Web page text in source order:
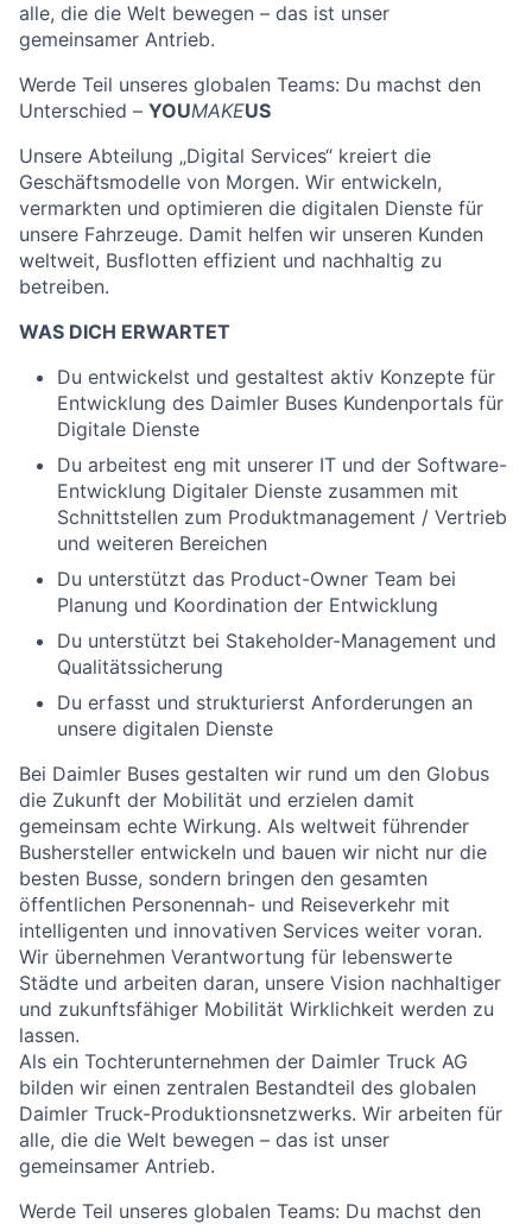
alle, die die Welt bewegen – das ist unser
gemeinsamer Antrieb.
Werde Teil unseres globalen Teams: Du machst den
Unterschied – YOUMAKEUS
Unsere Abteilung „Digital Services“ kreiert die
Geschäftsmodelle von Morgen. Wir entwickeln,
vermarkten und optimieren die digitalen Dienste für
unsere Fahrzeuge. Damit helfen wir unseren Kunden
weltweit, Busflotten effizient und nachhaltig zu
betreiben.
WAS DICH ERWARTET
Du entwickelst und gestaltest aktiv Konzepte für
Entwicklung des Daimler Buses Kundenportals für
Digitale Dienste
Du arbeitest eng mit unserer IT und der Software-
Entwicklung Digitaler Dienste zusammen mit
Schnittstellen zum Produktmanagement / Vertrieb
und weiteren Bereichen
Du unterstützt das Product-Owner Team bei
Planung und Koordination der Entwicklung
Du unterstützt bei Stakeholder-Management und
Qualitätssicherung
Du erfasst und strukturierst Anforderungen an
unsere digitalen Dienste
Bei Daimler Buses gestalten wir rund um den Globus
die Zukunft der Mobilität und erzielen damit
gemeinsam echte Wirkung. Als weltweit führender
Bushersteller entwickeln und bauen wir nicht nur die
besten Busse, sondern bringen den gesamten
öffentlichen Personennah- und Reiseverkehr mit
intelligenten und innovativen Services weiter voran.
Wir übernehmen Verantwortung für lebenswerte
Städte und arbeiten daran, unsere Vision nachhaltiger
und zukunftsfähiger Mobilität Wirklichkeit werden zu
lassen.
Als ein Tochterunternehmen der Daimler Truck AG
bilden wir einen zentralen Bestandteil des globalen
Daimler Truck-Produktionsnetzwerks. Wir arbeiten für
alle, die die Welt bewegen – das ist unser
gemeinsamer Antrieb.
Werde Teil unseres globalen Teams: Du machst den